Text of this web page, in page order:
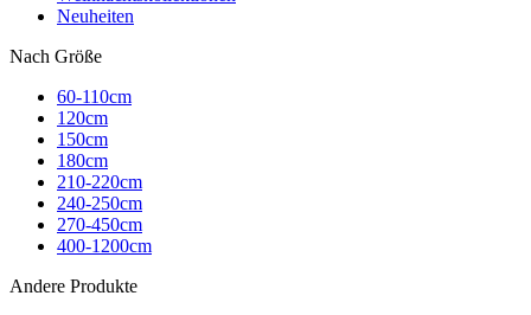
Neuheiten
Nach Größe
60-110cm
120cm
150cm
180cm
210-220cm
240-250cm
270-450cm
400-1200cm
Andere Produkte